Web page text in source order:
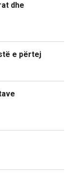
dhe
e përtej